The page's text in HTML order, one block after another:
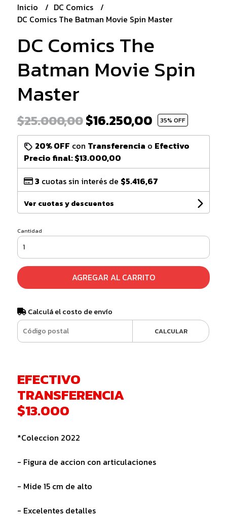
Inicio
DC Comics
DC Comics The Batman Movie Spin Master
DC Comics The
Batman Movie Spin
Master
$25.000,00$16.250,00 35% OFF
20% OFF con Transferencia o Efectivo
Precio final:$13.000,00
3 cuotas sin interés de $5.416,67
Ver cuotas y descuentos
Cantidad
AGREGAR AL CARRITO
Calculá el costo de envío
CALCULAR
EFECTIVO
TRANSFERENCIA
$13.000
*Coleccion 2022
- Figura de accion con articulaciones
- Mide 15 cm de alto
- Excelentes detalles